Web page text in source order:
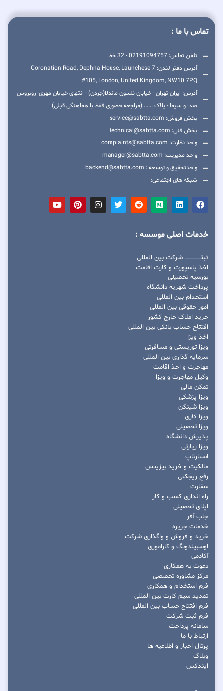
تماس با ما :
تلفن تماس: 02191094757 - 32 خط
آدرس دفتر لندن: 7 Coronation Road, Dephna House, Launchese
#105, London, United Kingdom, NW10 7PQ
آدرس: ایران-تهران - خیابان نلسون ماندلا(جردن) - انتهای خیابان مهری- روبروس
صدا و سیما - پلاک ...... (مراجعه حضوری فقط با هماهنگی قبلی)
بخش فروش: service@sabtta.com
بخش فنی: technical@sabtta.com
واحد نظارت: complaints@sabtta.com
واحد مدیریت: manager@sabtta.com
واحدتحقیق و توسعه : backend@sabtta.com
شبکه های اجتماعی:
خدمات اصلی موسسه :
ثبتــــــــــــــــ شرکت بین المللی
اخذ پاسپورت و کارت اقامت
بورسیه تحصیلی
پرداخت شهریه دانشگاه
استخدام بین المللی
امور حقوقی بین المللی
خرید املاک خارج کشور
افتتاح حساب بانکی بین المللی
اخذ ویزا
ویزا توریستی و مسافرتی
سرمایه گذاری بین المللی
مهاجرت و اخذ اقامت
وکیل مهاجرت و ویزا
تمکن مالی
ویزا پزشکی
ویزا شینگن
ویزا کاری
ویزا تحصیلی
پذیرش دانشگاه
ویزا زیارتی
استارتاپ
مالکیت و خرید بیزینس
رفع ریجکتی
سفارت
راه اندازی کسب و کار
اپلای تحصیلی
جاب آفر
خدمات جزیره
خرید و فروش و واگذاری شرکت
اوسبیلدونگ و کاراموزی
آکادمی
دعوت به همکاری
مرکز مشاوره تخصصی
فرم استخدام و همکاری
تمدید سیم کارت بین المللی
فرم افتتاح حساب بین المللی
فرم ثبت شرکت
سامانه پرداخت
ارتباط با ما
پرتال اخبار و اطلاعیه ها
وبلاگ
ایندکس